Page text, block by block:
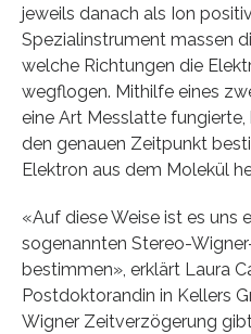
jeweils danach als Ion
Spezialinstrument massen
welche Richtungen die
wegflogen. Mithilfe eines
eine Art Messlatte
den genauen Zeitpunkt
Elektron aus dem Molekül
«Auf diese Weise ist es uns
sogenannten Stereo-
bestimmen», erklärt Laura
Postdoktorandin in Kellers
Wigner Zeitverzögerung